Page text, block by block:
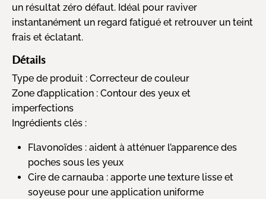
un résultat zéro défaut. Idéal pour raviver
instantanément un regard fatigué et retrouver un teint
frais et éclatant.
Détails
Type de produit : Correcteur de couleur
Zone d’application : Contour des yeux et
imperfections
Ingrédients clés :
Flavonoïdes : aident à atténuer l’apparence des
poches sous les yeux
Cire de carnauba : apporte une texture lisse et
soyeuse pour une application uniforme